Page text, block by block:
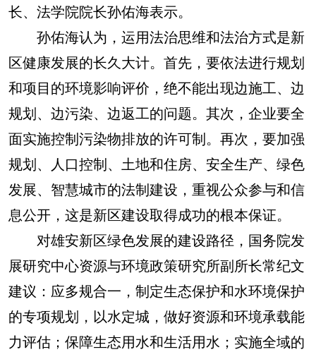
长、法学院院长孙佑海表示。
孙佑海认为，运用法治思维和法治方式是新
区健康发展的长久大计。首先，要依法进行规划
和项目的环境影响评价，绝不能出现边施工、边
规划、边污染、边返工的问题。其次，企业要全
面实施控制污染物排放的许可制。再次，要加强
规划、人口控制、土地和住房、安全生产、绿色
发展、智慧城市的法制建设，重视公众参与和信
息公开，这是新区建设取得成功的根本保证。
对雄安新区绿色发展的建设路径，国务院发
展研究中心资源与环境政策研究所副所长常纪文
建议：应多规合一，制定生态保护和水环境保护
的专项规划，以水定城，做好资源和环境承载能
力评估；保障生态用水和生活用水；实施全域的